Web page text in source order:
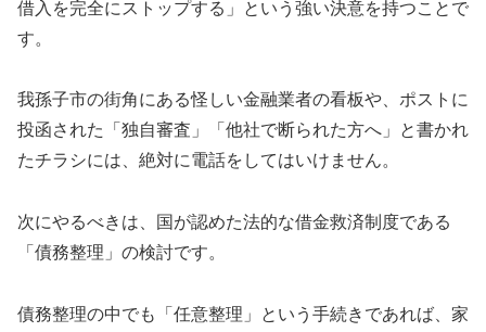
借入を完全にストップする」という強い決意を持つことで
す。
我孫子市の街角にある怪しい金融業者の看板や、ポストに
投函された「独自審査」「他社で断られた方へ」と書かれ
たチラシには、絶対に電話をしてはいけません。
次にやるべきは、国が認めた法的な借金救済制度である
「債務整理」の検討です。
債務整理の中でも「任意整理」という手続きであれば、家